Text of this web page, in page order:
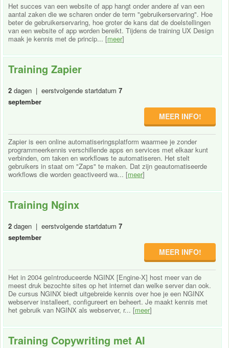
Het succes van een website of app hangt onder andere af van een
aantal zaken die we scharen onder de term "gebruikerservaring". Hoe
beter de gebruikerservaring, hoe groter de kans dat de doelstellingen
van een website of app worden bereikt. Tijdens de training UX Design
maak je kennis met de princip... [meer]
Training Zapier
2 dagen | eerstvolgende startdatum 7
september
MEER INFO!
Zapier is een online automatiseringsplatform waarmee je zonder
programmeerkennis verschillende apps en services met elkaar kunt
verbinden, om taken en workflows te automatiseren. Het stelt
gebruikers in staat om "Zaps" te maken. Dat zijn geautomatiseerde
workflows die worden geactiveerd wa... [meer]
Training Nginx
2 dagen | eerstvolgende startdatum 7
september
MEER INFO!
Het in 2004 geïntroduceerde NGINX [Engine-X] host meer van de
meest druk bezochte sites op het internet dan welke server dan ook.
De cursus NGINX biedt uitgebreide kennis over hoe je een NGINX
webserver installeert, configureert en beheert. Je maakt kennis met
het gebruik van NGINX als webserver, r... [meer]
Training Copywriting met AI